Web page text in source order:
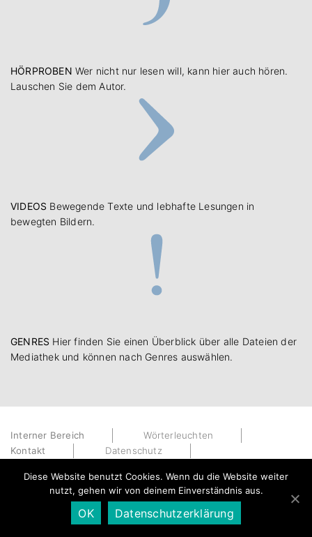
HÖRPROBEN Wer nicht nur lesen will, kann hier auch hören.
Lauschen Sie dem Autor.
VIDEOS Bewegende Texte und lebhafte Lesungen in
bewegten Bildern.
GENRES Hier finden Sie einen Überblick über alle Dateien der
Mediathek und können nach Genres auswählen.
Interner Bereich
Wörterleuchten
Kontakt
Datenschutz
Diese Website benutzt Cookies. Wenn du die Website weiter
nutzt, gehen wir von deinem Einverständnis aus.
OK Datenschutzerklärung